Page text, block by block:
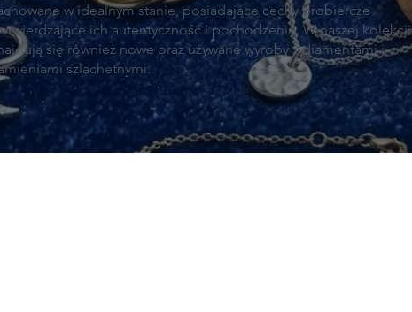
w idealnym stanie, posiadające cechy probiercze
ich autentyczność i pochodzenie. W naszej kolekcji
się również nowe oraz używane wyroby z diamentami i
szlachetnymi.